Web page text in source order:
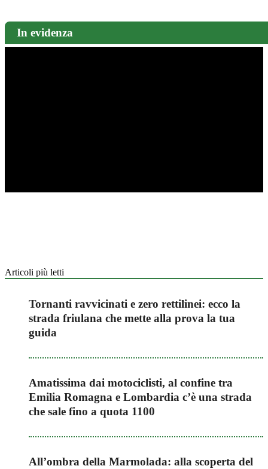
In evidenza
Articoli più letti
Tornanti ravvicinati e zero rettilinei: ecco la
strada friulana che mette alla prova la tua
guida
Amatissima dai motociclisti, al confine tra
Emilia Romagna e Lombardia c’è una strada
che sale fino a quota 1100
All’ombra della Marmolada: alla scoperta del